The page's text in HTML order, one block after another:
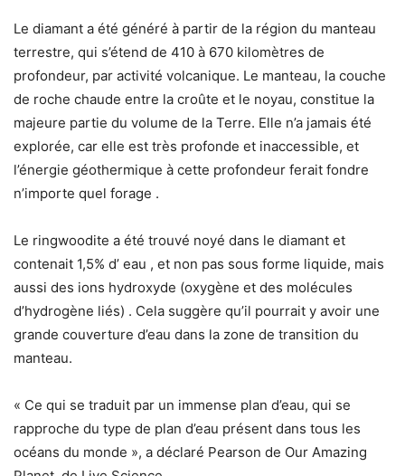
Le diamant a été généré à partir de la région du manteau
terrestre, qui s’étend de 410 à 670 kilomètres de
profondeur, par activité volcanique. Le manteau, la couche
de roche chaude entre la croûte et le noyau, constitue la
majeure partie du volume de la Terre. Elle n’a jamais été
explorée, car elle est très profonde et inaccessible, et
l’énergie géothermique à cette profondeur ferait fondre
n’importe quel forage .
Le ringwoodite a été trouvé noyé dans le diamant et
contenait 1,5% d’ eau , et non pas sous forme liquide, mais
aussi des ions hydroxyde (oxygène et des molécules
d’hydrogène liés) . Cela suggère qu’il pourrait y avoir une
grande couverture d’eau dans la zone de transition du
manteau.
« Ce qui se traduit par un immense plan d’eau, qui se
rapproche du type de plan d’eau présent dans tous les
océans du monde », a déclaré Pearson de Our Amazing